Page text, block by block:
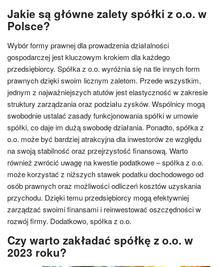
Jakie są główne zalety spółki z o.o. w
Polsce?
Wybór formy prawnej dla prowadzenia działalności
gospodarczej jest kluczowym krokiem dla każdego
przedsiębiorcy. Spółka z o.o. wyróżnia się na tle innych form
prawnych dzięki swoim licznym zaletom. Przede wszystkim,
jednym z najważniejszych atutów jest elastyczność w zakresie
struktury zarządzania oraz podziału zysków. Wspólnicy mogą
swobodnie ustalać zasady funkcjonowania spółki w umowie
spółki, co daje im dużą swobodę działania. Ponadto, spółka z
o.o. może być bardziej atrakcyjna dla inwestorów ze względu
na swoją stabilność oraz przejrzystość finansową. Warto
również zwrócić uwagę na kwestie podatkowe – spółka z o.o.
może korzystać z niższych stawek podatku dochodowego od
osób prawnych oraz możliwości odliczeń kosztów uzyskania
przychodu. Dzięki temu przedsiębiorcy mogą efektywniej
zarządzać swoimi finansami i reinwestować oszczędności w
rozwój firmy. Dodatkowo, spółka z o.o.
Czy warto zakładać spółkę z o.o. w
2023 roku?